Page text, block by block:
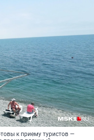
к приему туристов —